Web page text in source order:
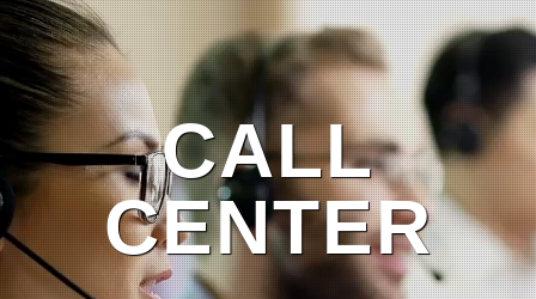
CALL
CENTER